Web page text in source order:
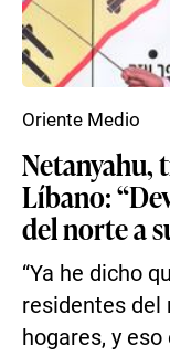
Netanyahu,
Líbano:
del norte a
“Ya he dicho
residentes del
hogares, y
Oriente Medio